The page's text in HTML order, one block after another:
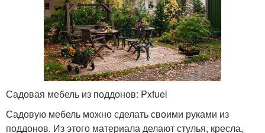
Садовая мебель из поддонов: Pxfuel
Садовую мебель можно сделать своими руками из
поддонов. Из этого материала делают стулья, кресла,